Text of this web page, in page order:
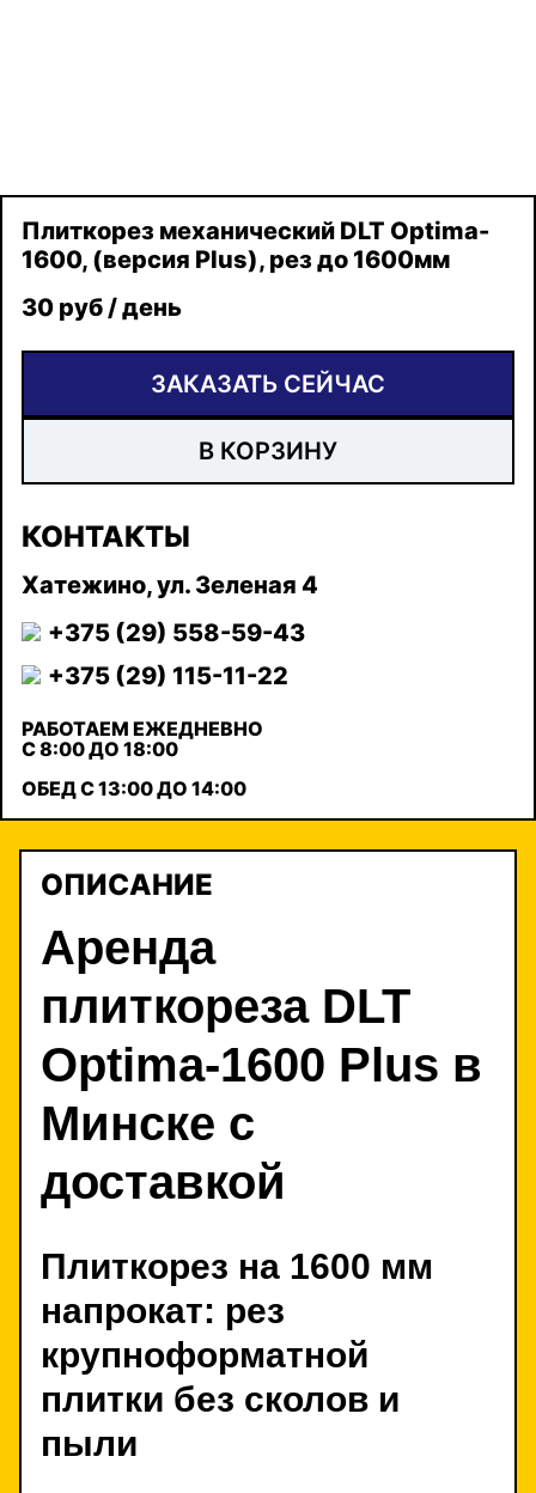
Плиткорез механический DLT Optima-
1600, (версия Plus), рез до 1600мм
30 руб / день
ЗАКАЗАТЬ СЕЙЧАС
В КОРЗИНУ
КОНТАКТЫ
Хатежино, ул. Зеленая 4
+375 (29) 558-59-43
+375 (29) 115-11-22
РАБОТАЕМ ЕЖЕДНЕВНО
С 8:00 ДО 18:00
ОБЕД С 13:00 ДО 14:00
ОПИСАНИЕ
Аренда
плиткореза DLT
Optima-1600 Plus в
Минске с
доставкой
Плиткорез на 1600 мм
напрокат: рез
крупноформатной
плитки без сколов и
пыли